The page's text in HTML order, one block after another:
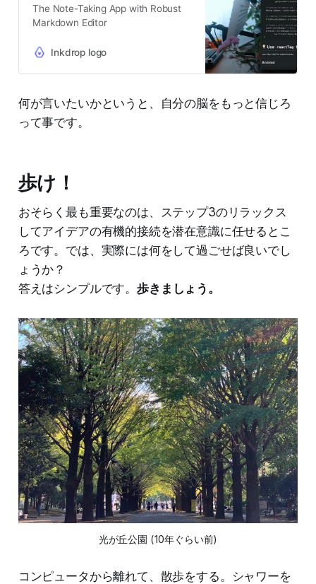
The Note-Taking App with Robust
Markdown Editor
Inkdrop logo
何が言いたいかというと、自分の脳をもっと信じろ
って事です。
歩け！
おそらく最も重要なのは、ステップ3のリラックス
してアイデアの有機的接続を潜在意識に任せるとこ
ろです。では、実際には何をして過ごせば良いでし
ょうか？
答えはシンプルです。歩きましょう。
光が丘公園 (10年ぐらい前)
コンピュータから離れて、散歩をする。シャワーを